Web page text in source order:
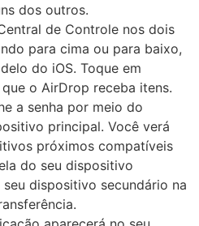
dos outros.
de Controle nos dois
para cima ou para baixo,
do iOS. Toque em
o AirDrop receba itens.
a senha por meio do
principal. Você verá
próximos compatíveis
do seu dispositivo
dispositivo secundário na